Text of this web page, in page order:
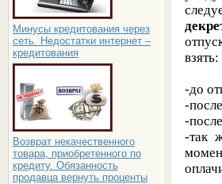
Минусы кредитования через
сеть. Недостатки интернет –
кредитования
Возврат некачественного
товара, приобретенного по
кредиту. Обязанность
продавца вернуть проценты
взять:
-до
-
-
-так